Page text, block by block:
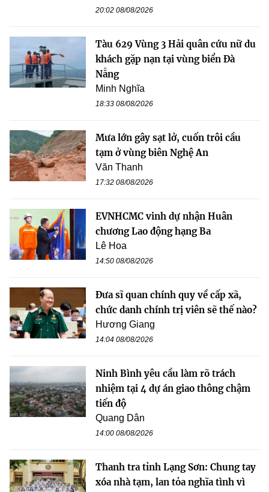
20:02 08/08/2026
Tàu 629 Vùng 3 Hải quân cứu nữ du
khách gặp nạn tại vùng biển Đà
Nẵng
Minh Nghĩa
18:33 08/08/2026
Mưa lớn gây sạt lở, cuốn trôi cầu
tạm ở vùng biên Nghệ An
Văn Thanh
17:32 08/08/2026
EVNHCMC vinh dự nhận Huân
chương Lao động hạng Ba
Lê Hoa
14:50 08/08/2026
Đưa sĩ quan chính quy về cấp xã,
chức danh chính trị viên sẽ thế nào?
Hương Giang
14:04 08/08/2026
Ninh Bình yêu cầu làm rõ trách
nhiệm tại 4 dự án giao thông chậm
tiến độ
Quang Dân
14:00 08/08/2026
Thanh tra tỉnh Lạng Sơn: Chung tay
xóa nhà tạm, lan tỏa nghĩa tình vì